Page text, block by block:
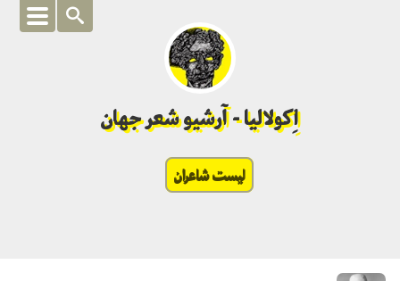
اِکولالیا - آرشیو شعر جهان
لیست شاعران